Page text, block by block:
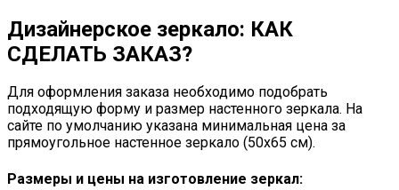
Дизайнерское зеркало: КАК
СДЕЛАТЬ ЗАКАЗ?
Для оформления заказа необходимо подобрать
подходящую форму и размер настенного зеркала. На
сайте по умолчанию указана минимальная цена за
прямоугольное настенное зеркало (50х65 см).
Размеры и цены на изготовление зеркал: